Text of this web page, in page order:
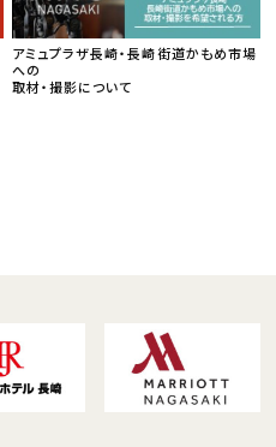
アミュプラザ長崎・長崎街道かもめ市場
への
取材・撮影について